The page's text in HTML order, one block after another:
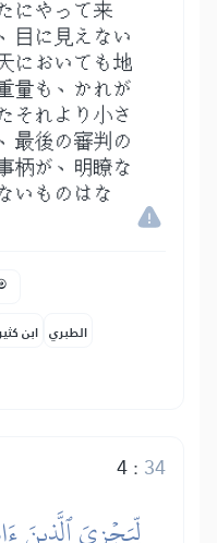
にやって来
目に見えない
においても地
量も、かれが
それより小さ
最後の審判の
柄が、明瞭な
いものはな
ابن الطبري
4: 34
لِّيَجۡزِيَ ٱلَّذِينَ